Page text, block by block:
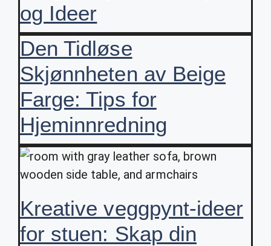
og Ideer
Den Tidløse
Skjønnheten av Beige
Farge: Tips for
Hjeminnredning
Kreative veggpynt-ideer
for stuen: Skap din